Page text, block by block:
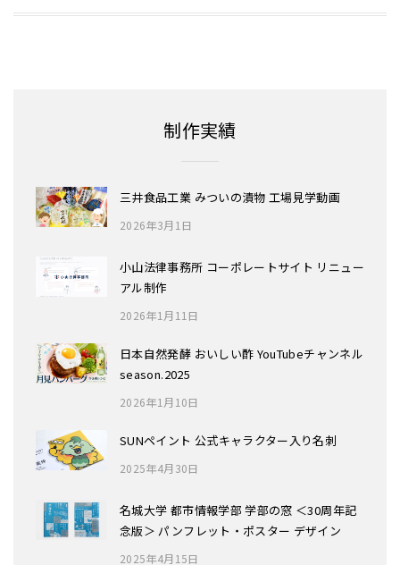
制作実績
三井食品工業 みついの漬物 工場見学動画
2026年3月1日
小山法律事務所 コーポレートサイト リニュー
アル制作
2026年1月11日
日本自然発酵 おいしい酢 YouTubeチャンネル
season.2025
2026年1月10日
SUNペイント 公式キャラクター入り名刺
2025年4月30日
名城大学 都市情報学部 学部の窓 ＜30周年記
念版＞ パンフレット・ポスター デザイン
2025年4月15日